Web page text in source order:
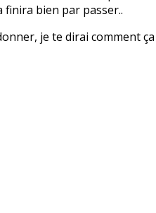
finira bien par passer..
je te dirai comment ça